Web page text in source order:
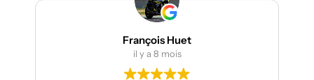
François Huet
il y a 8 mois